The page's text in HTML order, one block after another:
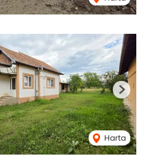
Harta
Next